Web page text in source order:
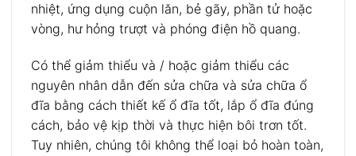
nhiệt, ứng dụng cuộn lăn, bẻ gãy, phần tử hoặc
vòng, hư hỏng trượt và phóng điện hồ quang.
Có thể giảm thiểu và / hoặc giảm thiểu các
nguyên nhân dẫn đến sửa chữa và sửa chữa ổ
đĩa bằng cách thiết kế ổ đĩa tốt, lắp ổ đĩa đúng
cách, bảo vệ kịp thời và thực hiện bôi trơn tốt.
Tuy nhiên, chúng tôi không thể loại bỏ hoàn toàn,